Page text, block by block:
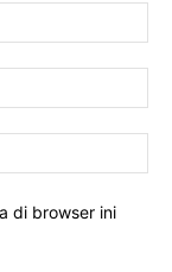
di browser ini